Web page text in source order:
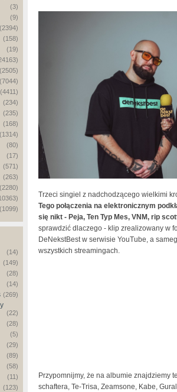
(3)
(9)
(2394)
(158)
(19)
(2505)
(7044)
(4411)
(234)
(235)
(168)
(1314)
(80)
(17)
(571)
(263)
(2280)
(1099)
(14)
(149)
(28)
(14)
(269)
(22)
(28)
(5)
(29)
(89)
(58)
(11)
(123)
Trzeci singiel z nadchodzącego wielkimi
Tego połączenia na elektronicznym
się nikt - Peja, Ten Typ Mes, VNM, rip
sprawdzić dlaczego - klip zrealizowany w
DeNekstBest w serwisie YouTube, a
wszystkich streamingach.
Przypomnijmy, że na albumie znajdziemy
schaftera, Te-Trisa, Zeamsone, Kabe,